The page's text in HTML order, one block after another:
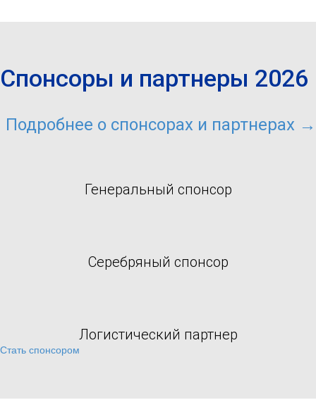
Спонсоры и партнеры 2026
Подробнее о спонсорах и партнерах →
Генеральный спонсор
Серебряный спонсор
Логистический партнер
Стать спонсором